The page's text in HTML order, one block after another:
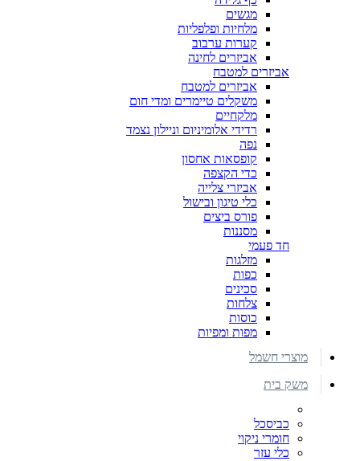
מגשים
מלחיות ופלפליות
קערות ערבוב
אביזרים לחינה
אביזרים למטבח
אביזרים למטבח
משקלים טיימרים ומדי חום
מלקחיים
רדידי אלומיניום וניילון נצמד
נפה
קופסאות אחסון
כדי הקצפה
אביזרי צלייה
כלי טיגון ובישול
פורס ביצים
מסננות
חד פעמי
מזלגות
כפות
סכינים
צלחות
כוסות
מפות ומפיות
מוצרי חשמל
משק בית
כביסכל
חומרי ניקוי
כלי עזר